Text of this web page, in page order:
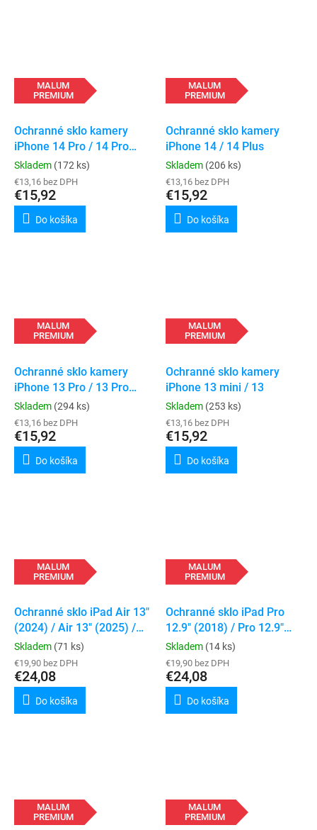
MALUM
PREMIUM
Ochranné sklo kamery
iPhone 14 Pro / 14 Pro
Max
Skladem (172 ks)
€13,16 bez DPH
€15,92
Do košíka
MALUM
PREMIUM
Ochranné sklo kamery
iPhone 14 / 14 Plus
Skladem (206 ks)
€13,16 bez DPH
€15,92
Do košíka
MALUM
PREMIUM
Ochranné sklo kamery
iPhone 13 Pro / 13 Pro
Max
Skladem (294 ks)
€13,16 bez DPH
€15,92
Do košíka
MALUM
PREMIUM
Ochranné sklo kamery
iPhone 13 mini / 13
Skladem (253 ks)
€13,16 bez DPH
€15,92
Do košíka
MALUM
PREMIUM
Ochranné sklo iPad Air 13"
(2024) / Air 13" (2025) /
Air 13" (2026) / Pro 13"
(2024) / Pro 13" (2025)
Skladem (71 ks)
€19,90 bez DPH
€24,08
Do košíka
MALUM
PREMIUM
Ochranné sklo iPad Pro
12.9" (2018) / Pro 12.9"
(2020) / Pro 12.9" (2021) /
Pro 12.9" (2022)
Skladem (14 ks)
€19,90 bez DPH
€24,08
Do košíka
MALUM
PREMIUM
MALUM
PREMIUM